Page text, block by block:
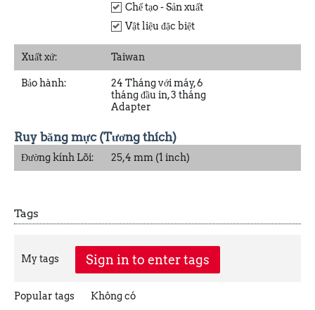
Chế tạo - Sản xuất
Vật liệu đặc biệt
Xuất xứ: Taiwan
Bảo hành:
24 Tháng với máy, 6
tháng đầu in, 3 tháng
Adapter
Ruy băng mực (Tương thích)
Đường kính Lõi: 25,4 mm (1 inch)
Tags
My tags Sign in to enter tags
Popular tags Không có